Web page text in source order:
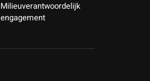
Milieuverantwoordelijk
engagement